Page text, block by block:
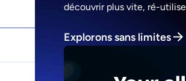
découvrir plus vite, ré-
Explorons sans limites